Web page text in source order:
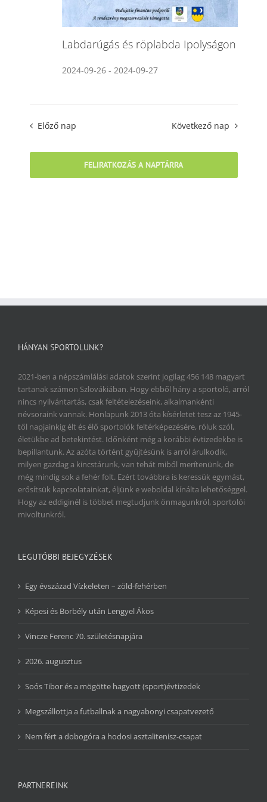
Labdarúgás és röplabda Ipolyságon
2024-09-26- 2024-09-27
Előző nap Következő nap
FELIRATKOZÁS A NAPTÁRRA
HÁNYAN SPORTOLUNK?
2021-ben a népszámlálási adatok szerint jogilag 456 148 magyart
tartanak számon Szlovákiában. Hogy ebből hány a sportoló, arról
nincs nyilvántartás, csak feltételezéseink, alkalmankénti
névsoraink vannak. Honlapunk 2013 óta kísérletet tesz az 1945-
től napjainkig élt és élő sportolók feltérképezésére, róluk szól,
életükbe ad betekintést. Időnként még a korábbi évtizedekbe is
bepillantunk. Az azóta történt gyűjtésünk is arról árulkodik,
milyen gazdag a kincstárunk, van tehát miből merítenünk, de
még mindig sok a fehér folt. Ezért továbbra is keressük egymást,
erősítsük kapcsolatainkat, éljünk e weboldal kínálta lehetőséggel.
Hogy az eddiginél is többet megtudjunk önmagunkról, sportolói
mivoltunkról.
LEGUTÓBBI BEJEGYZÉSEK
Egy évszázad Vízkeleten – zöld-fehérben
Képesi és Borbély után Lengyel Ákos
Vincze Ferenc 70. születésnapjára
2026. augusztus
Soós Tibor és a mögötte hagyott (sport)évtizedek
Megszállottja a futballnak a nagyabonyi csapatvezető
Nem fért a dobogóra a hodosi asztalitenisz-csapat
PARTNEREINK